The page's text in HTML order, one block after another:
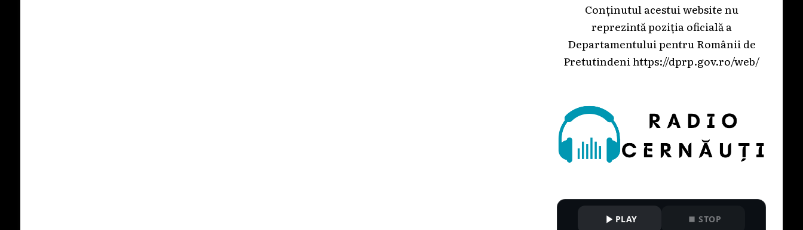
Conținutul acestui website nu
reprezintă poziția oficială a
Departamentului pentru Românii de
Pretutindenihttps://dprp.gov.ro/web/
PLAY STOP